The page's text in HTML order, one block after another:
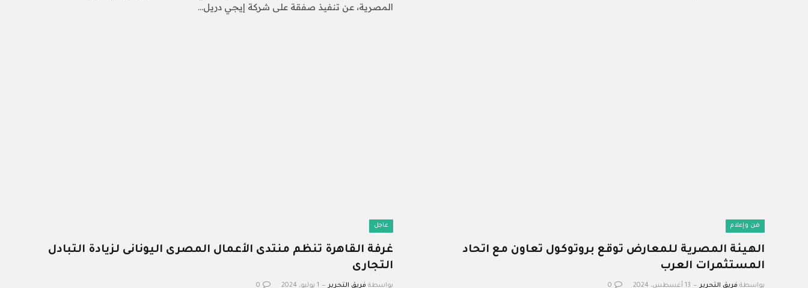
المصرية، عن تنفيذ صفقة على شركة إيجي دريل…
فن وإعلام
الهيئة المصرية للمعارض توقع بروتوكول تعاون مع اتحاد
المستثمرات العرب
بواسطة فريق التحرير 13 أغسطس، 2024 0
عاجل
غرفة القاهرة تنظم منتدى الأعمال المصرى اليونانى لزيادة التبادل
التجارى
بواسطة فريق التحرير 1 يوليو، 2024 0